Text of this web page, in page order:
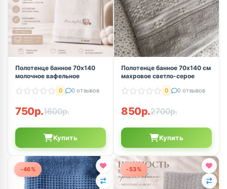
Полотенце банное 70х140
молочное вафельное
0 0 отзывов
750р.1600р.
Купить
Полотенце банное 70х140 см
махровое светло-серое
0 0 отзывов
850р.2700р.
Купить
-46% -53%